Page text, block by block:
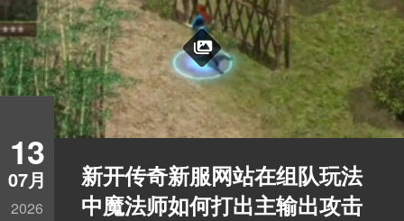
13
07月
2026
新开传奇新服网站在组队玩法
中魔法师如何打出主输出攻击